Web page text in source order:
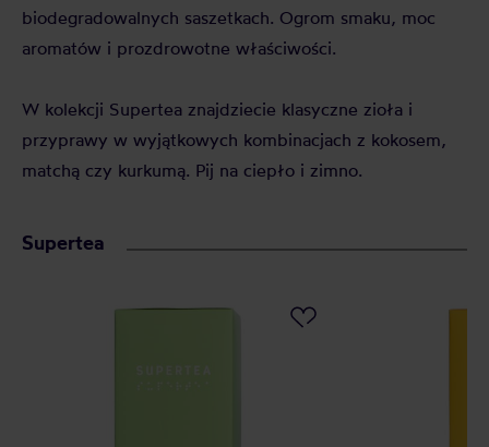
biodegradowalnych saszetkach. Ogrom smaku, moc
aromatów i prozdrowotne właściwości.
W kolekcji Supertea znajdziecie klasyczne zioła i
przyprawy w wyjątkowych kombinacjach z kokosem,
matchą czy kurkumą. Pij na ciepło i zimno.
Supertea